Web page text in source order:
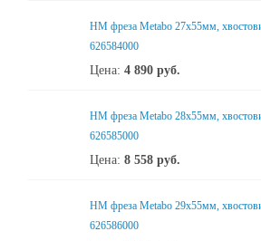
HM фреза Metabo 27x55мм,
626584000
Цена: 4 890 руб.
HM фреза Metabo 28x55мм,
626585000
Цена: 8 558 руб.
HM фреза Metabo 29x55мм,
626586000